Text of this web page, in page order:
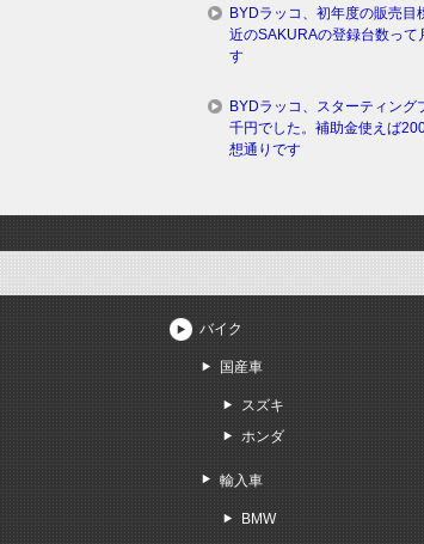
BYDラッコ、初年度の販売
近のSAKURAの登録台数って
す
BYDラッコ、スターティング
千円でした。補助金使えば
想通りです
バイク
国産車
スズキ
ホンダ
輸入車
BMW